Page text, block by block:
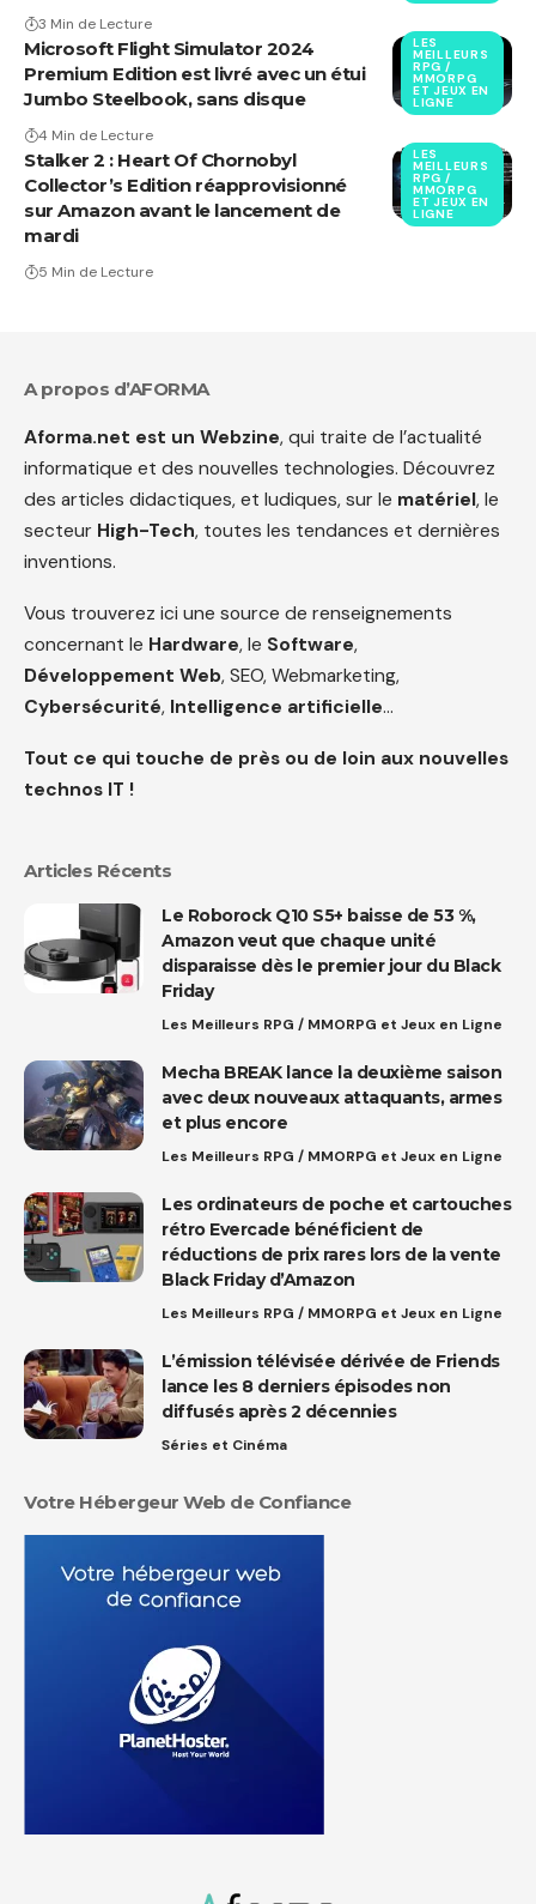
3 Min de Lecture
LES
MEILLEURS
RPG /
MMORPG
ET JEUX EN
LIGNE
Microsoft Flight Simulator 2024
Premium Edition est livré avec un étui
Jumbo Steelbook, sans disque
4 Min de Lecture
LES
MEILLEURS
RPG /
MMORPG
ET JEUX EN
LIGNE
Stalker 2 : Heart Of Chornobyl
Collector’s Edition réapprovisionné
sur Amazon avant le lancement de
mardi
5 Min de Lecture
A propos d’AFORMA
Aforma.net est un Webzine, qui traite de l’actualité
informatique et des nouvelles technologies. Découvrez
des articles didactiques, et ludiques, sur le matériel, le
secteur High-Tech, toutes les tendances et dernières
inventions.
Vous trouverez ici une source de renseignements
concernant le Hardware, le Software,
Développement Web, SEO, Webmarketing,
Cybersécurité, Intelligence artificielle…
Tout ce qui touche de près ou de loin aux nouvelles
technos IT !
Articles Récents
Le Roborock Q10 S5+ baisse de 53 %,
Amazon veut que chaque unité
disparaisse dès le premier jour du Black
Friday
Les Meilleurs RPG / MMORPG et Jeux en Ligne
Mecha BREAK lance la deuxième saison
avec deux nouveaux attaquants, armes
et plus encore
Les Meilleurs RPG / MMORPG et Jeux en Ligne
Les ordinateurs de poche et cartouches
rétro Evercade bénéficient de
réductions de prix rares lors de la vente
Black Friday d’Amazon
Les Meilleurs RPG / MMORPG et Jeux en Ligne
L’émission télévisée dérivée de Friends
lance les 8 derniers épisodes non
diffusés après 2 décennies
Séries et Cinéma
Votre Hébergeur Web de Confiance